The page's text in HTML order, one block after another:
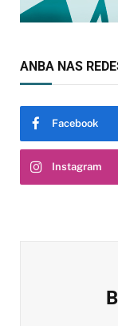
ANBA NAS
Facebook
Instagram